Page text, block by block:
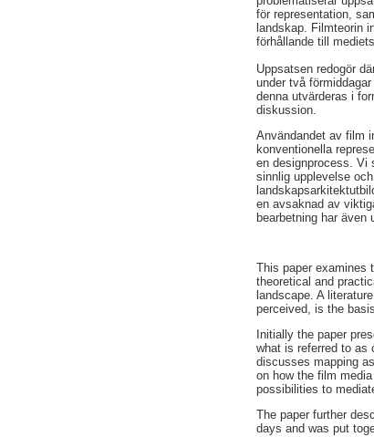
för representation,
landskap. Filmteorin
förhållande till
Uppsatsen redogör
under två
denna utvärderas i
diskussion.
Användandet av film
konventionella
en designprocess. Vi
sinnlig upplevelse
en avsaknad av
bearbetning har även
This paper examines
theoretical and
landscape. A
perceived, is the
Initially the paper
what is referred to as
discusses mapping
on how the film
possibilities to
The paper further
days and was put